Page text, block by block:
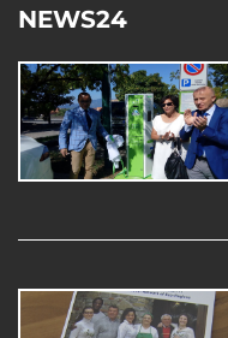
NEWS24